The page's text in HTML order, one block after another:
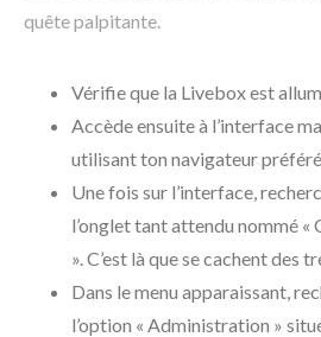
quête palpitante.
Vérifie que la Livebox est
Accède ensuite à l’interface
utilisant ton navigateur préféré.
Une fois sur l’interface,
l’onglet tant attendu nommé
». C’est là que se cachent des
Dans le menu apparaissant,
l’option « Administration »